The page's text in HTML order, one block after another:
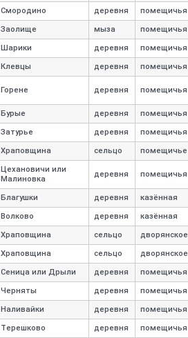
Смородино деревня помещичья
Заолище мыза помещичья
Шарики деревня помещичья
Клевцы деревня помещичья
Горене деревня помещичья
Бурые деревня помещичья
Затурье деревня помещичья
Храповщина сельцо помещичье
Цехановичи или
Малиновка
деревня помещичья
Благушки деревня казённая
Волково деревня казённая
Храповщина сельцо дворянское
Храповщина сельцо дворянское
Сеница или Дрыли деревня помещичья
Черняты деревня помещичья
Наливайки деревня помещичья
Терешково деревня помещичья